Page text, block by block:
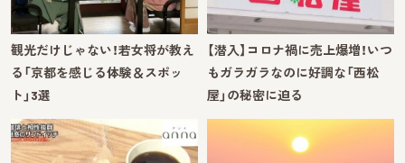
観光だけじゃない！若女将が教え
る「京都を感じる体験＆スポッ
ト」3選
【潜入】コロナ禍に売上爆増！いつ
もガラガラなのに好調な「西松
屋」の秘密に迫る